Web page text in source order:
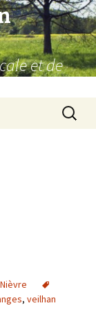
et de
Nièvre
, veilhan